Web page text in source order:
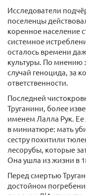
Исследователи
поселенцы
коренное население
системное
осталось времени
культуры. По мнению
случай геноцида, за
ответственности.
Последней
Труганини, более
именем Лалла Рук. Ее
в миниатюре: мать
сестру похитили
лесорубы, которые
Она ушла из жизни в
Перед смертью
достойном